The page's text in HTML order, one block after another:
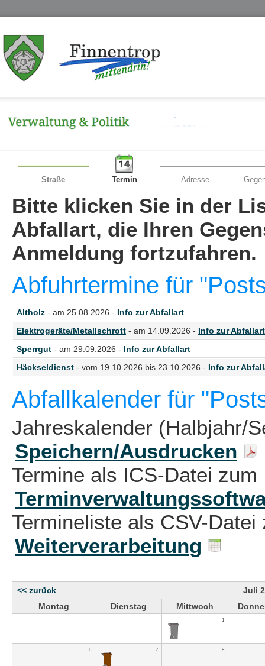
Straße Termin Adresse
Bitte klicken Sie in der
Abfallart, die Ihren
Anmeldung fortzufahren.
Abfuhrtermine für
Altholz - am 25.08.2026 - Info zur Abfallart
Elektrogeräte/Metallschrott - am 14.09.2026 - Info zur Abfallart
Sperrgut - am 29.09.2026 - Info zur Abfallart
Häckseldienst - vom 19.10.2026 bis 23.10.2026 - Info zur
Abfallkalender für
Jahreskalender (Halbjahr/
Speichern/Ausdrucken
Termine als ICS-Datei zum
Termineliste als CSV-
Weiterverarbeitung
<< zurück
Juli
Montag
Dienstag Mittwoch
1
6 7 8